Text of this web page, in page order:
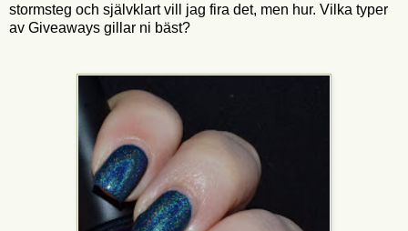
stormsteg och självklart vill jag fira det, men hur. Vilka typer
av Giveaways gillar ni bäst?